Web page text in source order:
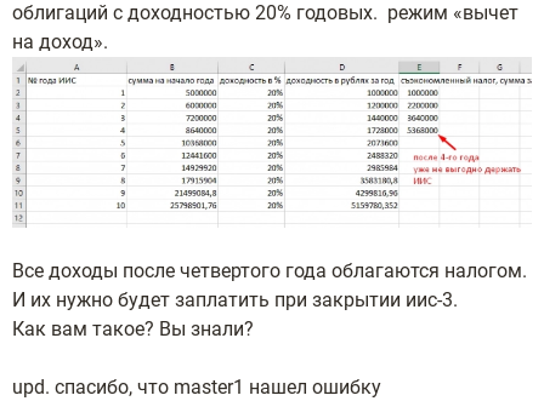
облигаций с доходностью 20% годовых. режим «вычет
на доход».
Все доходы после четвертого года облагаются налогом.
И их нужно будет заплатить при закрытии иис-3.
Как вам такое? Вы знали?
upd. спасибо, что master1 нашел ошибку